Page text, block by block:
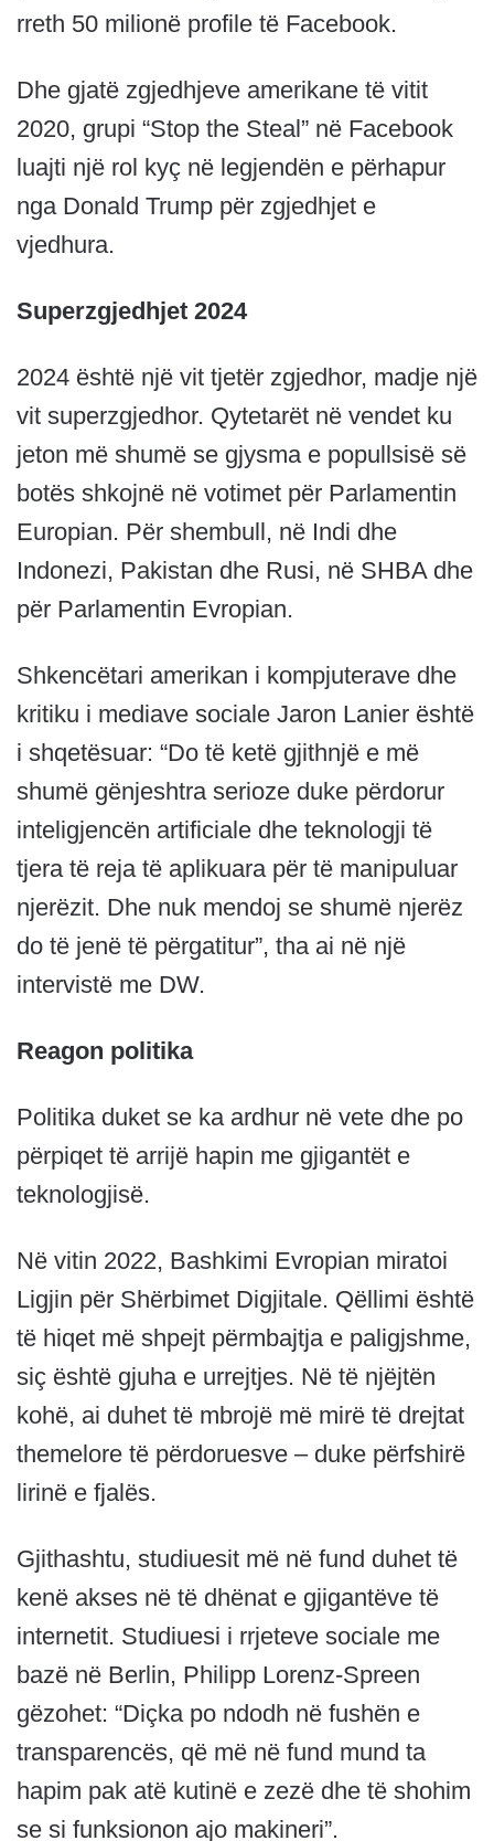
rreth 50 milionë profile të Facebook.
Dhe gjatë zgjedhjeve amerikane të vitit
2020, grupi “Stop the Steal” në Facebook
luajti një rol kyç në legjendën e përhapur
nga Donald Trump për zgjedhjet e
vjedhura.
Superzgjedhjet 2024
2024 është një vit tjetër zgjedhor, madje një
vit superzgjedhor. Qytetarët në vendet ku
jeton më shumë se gjysma e popullsisë së
botës shkojnë në votimet për Parlamentin
Europian. Për shembull, në Indi dhe
Indonezi, Pakistan dhe Rusi, në SHBA dhe
për Parlamentin Evropian.
Shkencëtari amerikan i kompjuterave dhe
kritiku i mediave sociale Jaron Lanier është
i shqetësuar: “Do të ketë gjithnjë e më
shumë gënjeshtra serioze duke përdorur
inteligjencën artificiale dhe teknologji të
tjera të reja të aplikuara për të manipuluar
njerëzit. Dhe nuk mendoj se shumë njerëz
do të jenë të përgatitur”, tha ai në një
intervistë me DW.
Reagon politika
Politika duket se ka ardhur në vete dhe po
përpiqet të arrijë hapin me gjigantët e
teknologjisë.
Në vitin 2022, Bashkimi Evropian miratoi
Ligjin për Shërbimet Digjitale. Qëllimi është
të hiqet më shpejt përmbajtja e paligjshme,
siç është gjuha e urrejtjes. Në të njëjtën
kohë, ai duhet të mbrojë më mirë të drejtat
themelore të përdoruesve – duke përfshirë
lirinë e fjalës.
Gjithashtu, studiuesit më në fund duhet të
kenë akses në të dhënat e gjigantëve të
internetit. Studiuesi i rrjeteve sociale me
bazë në Berlin, Philipp Lorenz-Spreen
gëzohet: “Diçka po ndodh në fushën e
transparencës, që më në fund mund ta
hapim pak atë kutinë e zezë dhe të shohim
se si funksionon ajo makineri”.